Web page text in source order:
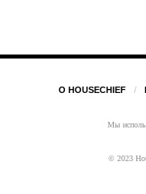
О HOUSECHIEF
Мы
© 2023